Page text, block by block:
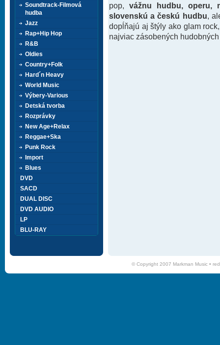
pop, vážnu hudbu, operu,
slovenskú a českú hudbu ,
dopĺňajú aj štýly ako glam
najviac zásobených
Soundtrack-Filmová
hudba
Jazz
Rap+Hip Hop
R&B
Oldies
Country+Folk
Hard´n Heavy
World Music
Výbery-Various
Detská tvorba
Rozprávky
New Age+Relax
Reggae+Ska
Punk Rock
Import
Blues
DVD
SACD
DUAL DISC
DVD AUDIO
LP
BLU-RAY
© Copyright 2007 Markman Music •